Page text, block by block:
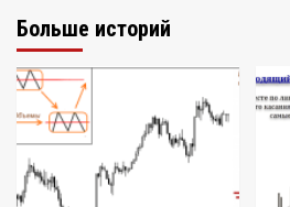
Больше историй